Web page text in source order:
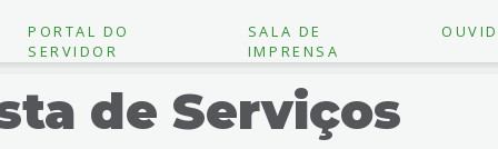
PORTAL DO
SERVIDOR
SALA DE
IMPRENSA
de Serviços